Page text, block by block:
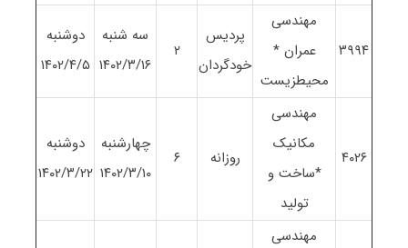
٣٩٩۴
مهندسی
عمران *
محیطزیست
پردیس
خودگردان
٢
سه شنبه
١۴٠٢/٣/١۶
دوشنبه
١۴٠٢/۴/۵
۴٠٢۶
مهندسی
مکانیک
*ساخت و
تولید
روزانه ۶
چهارشنبه
١۴٠٢/٣/١٠
دوشنبه
١۴٠٢/٣/٢٢
مهندسی